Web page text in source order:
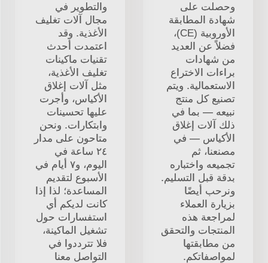
وحصلت على
شهادة المطابقة
الأوروبية (CE)،
فضلاً عن العديد
من شهادات
براءات الاختراع
الاستعمالية. ويتم
تصنيع كل منتج
نبيعه — بما في
ذلك آلات إغلاق
الأكياس — في
مصنعنا، ثم
تجميعه واختباره
بدقة قبل التسليم.
ونرحب أيضًا
بزيارة العملاء
لمراجعة هذه
المنتجات والتحقق
من مطابقتها
لمواصفاتكم.
والتطوير في
مجال آلات تغليف
الأغذية. وقد
اعتمدت أحدث
تقنيات ماكينات
تغليف الأغذية،
مثل آلات إغلاق
الأكياس، وأجرت
عليها تحسينات
وابتكارات. ونحن
متاحون على مدار
٢٤ ساعة في
اليوم، و٧ أيام في
الأسبوع لتقديم
المساعدة؛ لذا إذا
كانت لديكم أي
استفسارات حول
تشغيل الماكينة،
فلا تترددوا في
التواصل معنا